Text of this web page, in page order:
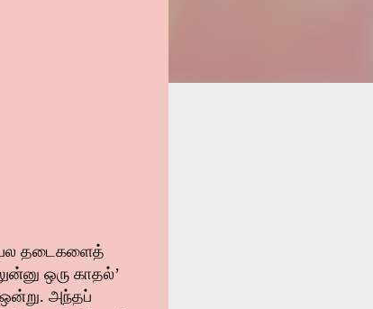
பல தடைகளைத்
ஒரு காதல்’
அந்தப்